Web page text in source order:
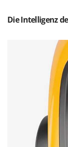
Weber
Wiper
Wolf
Wortex
Yard Force
Die Intelligenz